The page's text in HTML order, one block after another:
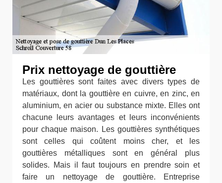
Prix nettoyage de gouttière
Les gouttières sont faites avec divers types de
matériaux, dont la gouttière en cuivre, en zinc, en
aluminium, en acier ou substance mixte. Elles ont
chacune leurs avantages et leurs inconvénients
pour chaque maison. Les gouttières synthétiques
sont celles qui coûtent moins cher, et les
gouttières métalliques sont en général plus
solides. Mais il faut toujours en prendre soin et
faire un nettoyage de gouttière. Entreprise